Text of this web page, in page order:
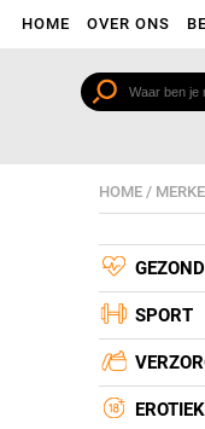
HOME OVER ONS
HOME /
SPORT
EROTIEK